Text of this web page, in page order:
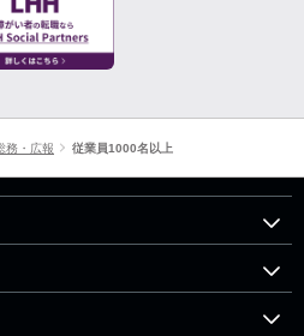
務・広報 従業員1000名以上